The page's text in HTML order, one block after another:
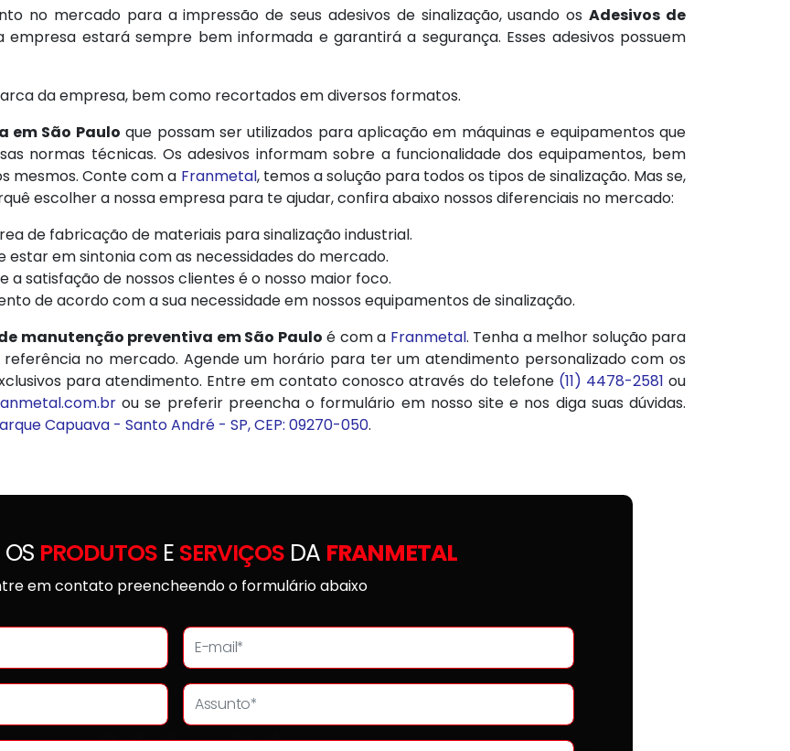
no mercado para a impressão de seus adesivos de sinalização, usando osAdesivos de
empresa estará sempre bem informada e garantirá a segurança. Esses adesivos possuem
da empresa, bem como recortados em diversos formatos.
em São Paulo que possam ser utilizados para aplicação em máquinas e equipamentos que
normas técnicas. Os adesivos informam sobre a funcionalidade dos equipamentos, bem
mesmos. Conte com a Franmetal, temos a solução para todos os tipos de sinalização. Mas se,
escolher a nossa empresa para te ajudar, confira abaixo nossos diferenciais no mercado:
de fabricação de materiais para sinalização industrial.
em sintonia com as necessidades do mercado.
a satisfação de nossos clientes é o nosso maior foco.
de acordo com a sua necessidade em nossos equipamentos de sinalização.
manutenção preventiva em São Paulo é com a Franmetal. Tenha a melhor solução para
no mercado. Agende um horário para ter um atendimento personalizado com os
para atendimento. Entre em contato conosco através do telefone (11) 4478-2581 ou
ou se preferir preencha o formulário em nosso site e nos diga suas dúvidas.
Capuava - Santo André - SP, CEP: 09270-050.
PRODUTOSE SERVIÇOSDA FRANMETAL
em contato preencheendo o formulário abaixo